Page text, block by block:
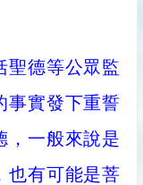
聖德等公眾監
事實發下重誓
，一般來說是
也有可能是菩